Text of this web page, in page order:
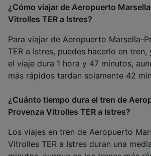
¿Cómo viajar de Aeropuerto
Vitrolles TER a Istres?
Para viajar de Aeropuerto Marsella-
TER a Istres, puedes hacerlo en tren,
el viaje dura 1 hora y 47 minutos,
más rápidos tardan solamente 42
¿Cuánto tiempo dura el tren de
Provenza Vitrolles TER a Istres?
Los viajes en tren de Aeropuerto
Vitrolles TER a Istres duran una